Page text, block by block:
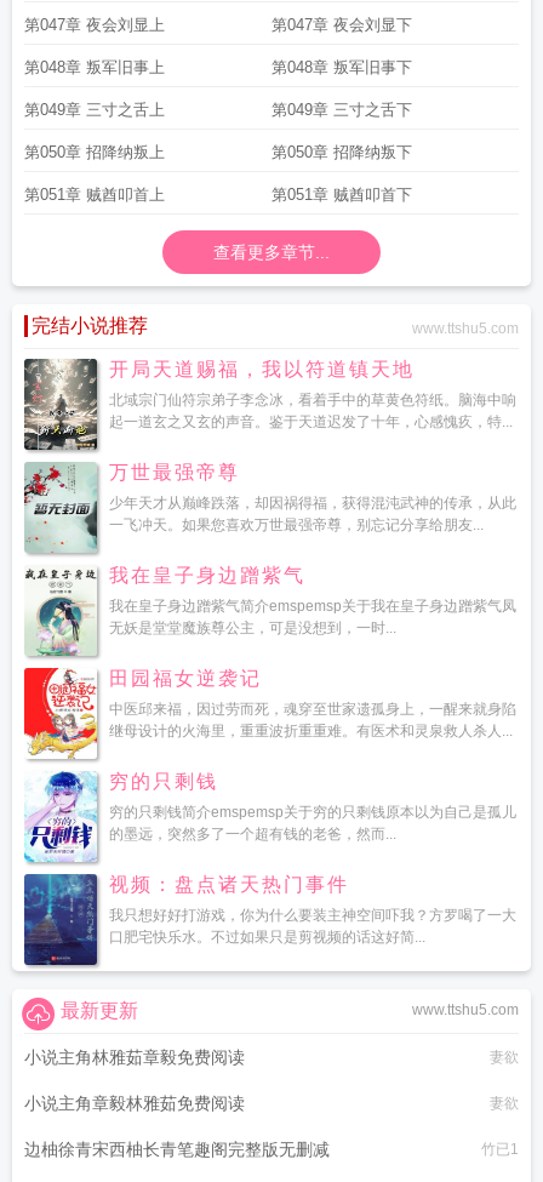
第047章 夜会刘显上 第047章 夜会刘显下
第048章 叛军旧事上 第048章 叛军旧事下
第049章 三寸之舌上 第049章 三寸之舌下
第050章 招降纳叛上 第050章 招降纳叛下
第051章 贼酋叩首上 第051章 贼酋叩首下
查看更多章节...
完结小说推荐 www.ttshu5.com
开局天道赐福，我以符道镇天地
北域宗门仙符宗弟子李念冰，看着手中的草黄色符纸。脑海中响
起一道玄之又玄的声音。鉴于天道迟发了十年，心感愧疚，特...
万世最强帝尊
少年天才从巅峰跌落，却因祸得福，获得混沌武神的传承，从此
一飞冲天。如果您喜欢万世最强帝尊，别忘记分享给朋友...
我在皇子身边蹭紫气
我在皇子身边蹭紫气简介emspemsp关于我在皇子身边蹭紫气凤
无妖是堂堂魔族尊公主，可是没想到，一时...
田园福女逆袭记
中医邱来福，因过劳而死，魂穿至世家遗孤身上，一醒来就身陷
继母设计的火海里，重重波折重重难。有医术和灵泉救人杀人...
穷的只剩钱
穷的只剩钱简介emspemsp关于穷的只剩钱原本以为自己是孤儿
的墨远，突然多了一个超有钱的老爸，然而...
视频：盘点诸天热门事件
我只想好好打游戏，你为什么要装主神空间吓我？方罗喝了一大
口肥宅快乐水。不过如果只是剪视频的话这好简...
www.ttshu5.com
最新更新
小说主角林雅茹章毅免费阅读 妻欲
小说主角章毅林雅茹免费阅读 妻欲
边柚徐青宋西柚长青笔趣阁完整版无删减 竹已1